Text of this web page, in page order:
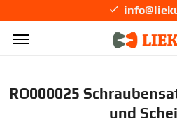
RO000025
und